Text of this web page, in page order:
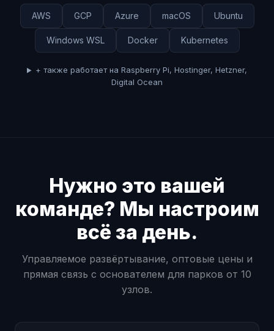
AWS GCP Azure macOS Ubuntu
Windows WSL Docker Kubernetes
+ также работает на Raspberry Pi, Hostinger, Hetzner,
Digital Ocean
Нужно это вашей
команде? Мы настроим
всё за день.
Управляемое развёртывание, оптовые цены и
прямая связь с основателем для парков от 10
узлов.